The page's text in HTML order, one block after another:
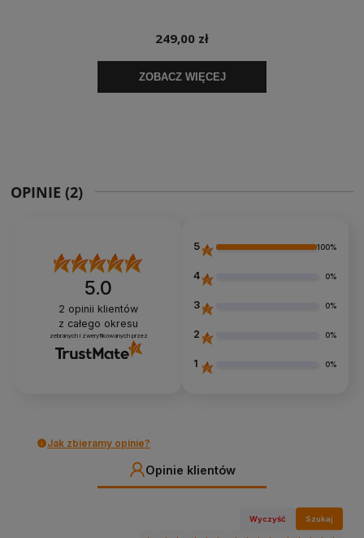
OPINIE (2)
5.0
2 opinii klientów
z całego okresu
zebranych i zweryfikowanych przez
5 100%
4 0%
3 0%
2 0%
1 0%
Jak zbieramy opinie?
Opinie klientów
Wyczyść Szukaj